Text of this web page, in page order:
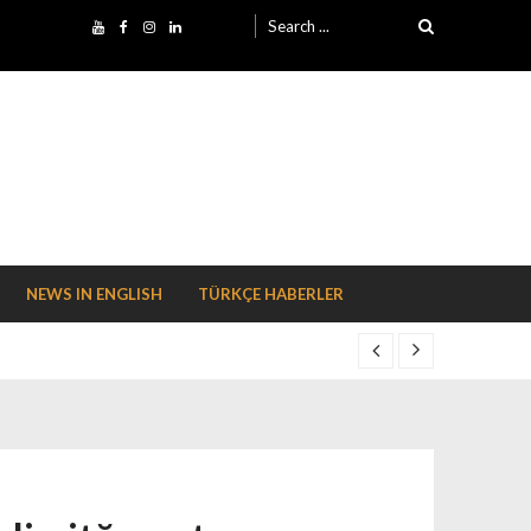
Search for:
NEWS IN ENGLISH TÜRKÇE HABERLER